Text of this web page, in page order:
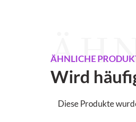
ÄHNLICHE
Wird
Diese Produkte